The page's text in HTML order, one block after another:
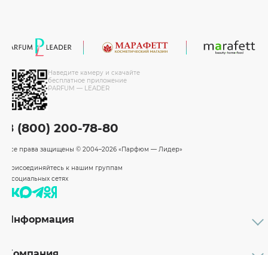
Наведите камеру и скачайте
бесплатное приложение
PARFUM — LEADER
8 (800) 200-78-80
Все права защищены © 2004–2026 «Парфюм — Лидер»
Присоединяйтесь к нашим группам
в социальных сетях
Информация